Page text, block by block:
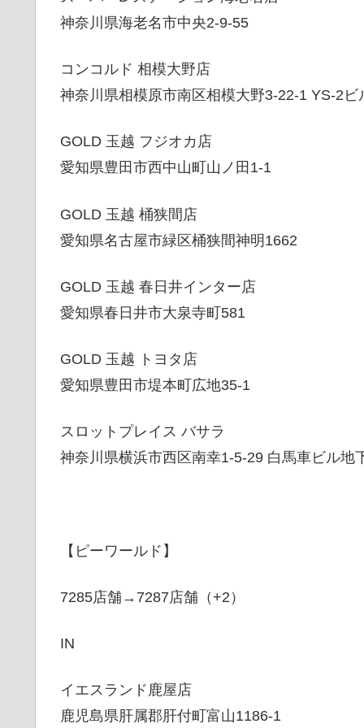
神奈川県海老名市中央2-9-55
コンコルド 相模大野店
神奈川県相模原市南区相模大野3-22-1 YS-2ビ
GOLD 玉越 フジオカ店
愛知県豊田市西中山町山ノ田1-1
GOLD 玉越 桶狭間店
愛知県名古屋市緑区桶狭間神明1662
GOLD 玉越 春日井インター店
愛知県春日井市大泉寺町581
GOLD 玉越 トヨタ店
愛知県豊田市堤本町広地35-1
スロットプレイス バサラ
神奈川県横浜市西区南幸1-5-29 白馬車ビル地
【ピーワールド】
7285店舗→7287店舗（+2）
IN
イエスランド鹿屋店
鹿児島県肝属郡肝付町富山1186-1